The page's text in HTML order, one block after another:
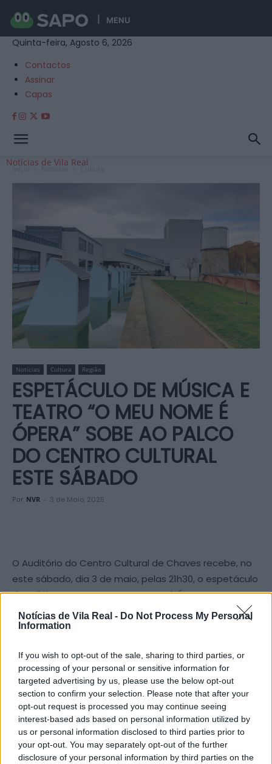
Notícias de Vila Real - Do Not Process My Personal
Information
If you wish to opt-out of the sale, sharing to third parties, or
processing of your personal or sensitive information for
targeted advertising by us, please use the below opt-out
section to confirm your selection. Please note that after your
opt-out request is processed you may continue seeing
interest-based ads based on personal information utilized by
us or personal information disclosed to third parties prior to
your opt-out. You may separately opt-out of the further
disclosure of your personal information by third parties on the
MENU
Quinta-feira, Agosto 6, 2026
Contactos
Assinar
Capas
Notícias de Vila Real
Início Notícias Cultura
Notícias Cultura Região
ESPETÁCULO DE MÚSICA E
TEATRO “O MEU NOME É
ÓPERA” SOBE AO PALCO
DO CENTRO CULTURAL
ESTE SÁBADO
Por NVR - 3 de Maio, 2025
O Auditório do Centro Cultural de Chaves recebe, no
este sábado, dia 3 de maio, pelas 21h30, o espetáculo
de música e teatro “O meu nome é Ópera”. Este
espetáculo traz uma abordagem crítica e intimista
sobre o papel da mulher no teatro musical, utilizando
olhar contemporâneo e intimista sobre figuras
femininas do mundo da ópera.
Em cena, uma mulher mistura a sua própria vida com
a vida das suas heroínas da ópera. Que personagens
são estas que esperam, desesperam e morrem por
amor?